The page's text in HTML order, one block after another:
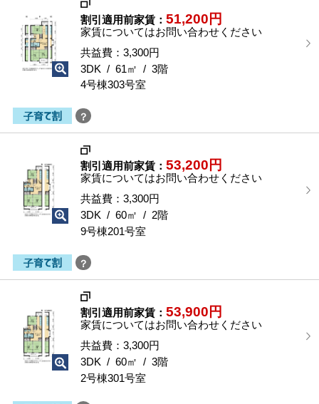
を
選
択
す
る
割引適用前家賃：51,200円
家賃についてはお問い合わせください
共益費：3,300円
3DK / 61㎡ / 3階
4号棟303号室
？
割引適用前家賃：53,200円
家賃についてはお問い合わせください
共益費：3,300円
3DK / 60㎡ / 2階
9号棟201号室
？
割引適用前家賃：53,900円
家賃についてはお問い合わせください
共益費：3,300円
3DK / 60㎡ / 3階
2号棟301号室